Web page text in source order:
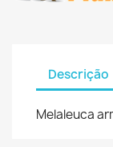
Descrição
Melaleuca